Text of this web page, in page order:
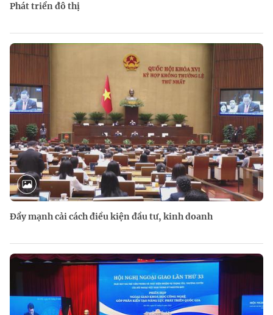
Phát triển đô thị
Đẩy mạnh cải cách điều kiện đầu tư, kinh doanh